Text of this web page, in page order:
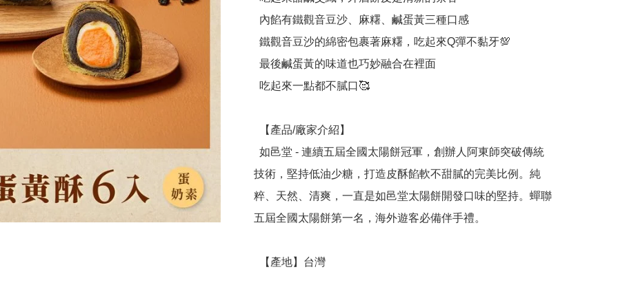
技術，堅持低油少糖，打造皮酥餡軟不甜膩的完美比例。純
粹、天然、清爽，一直是如邑堂太陽餅開發口味的堅持。蟬聯
五屆全國太陽餅第一名，海外遊客必備伴手禮。
  【產地】台灣